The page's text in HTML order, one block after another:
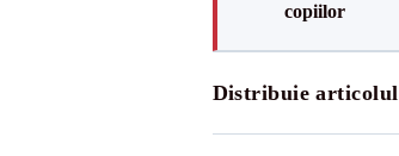
copiilor
Distribuie articolul